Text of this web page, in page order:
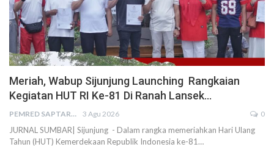
Meriah, Wabup Sijunjung Launching Rangkaian
Kegiatan HUT RI Ke-81 Di Ranah Lansek…
PEMRED SAPTARIUS 3 Agu 2026 0
JURNAL SUMBAR| Sijunjung - Dalam rangka memeriahkan Hari Ulang
Tahun (HUT) Kemerdekaan Republik Indonesia ke-81…